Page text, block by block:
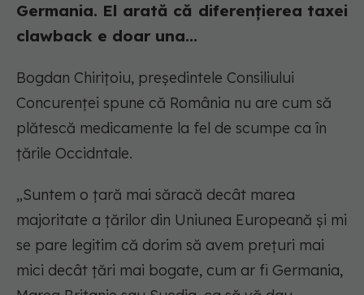
Germania. El arată că diferențierea taxei
clawback e doar una...
Bogdan Chirițoiu, președintele Consiliului
Concurenței spune că România nu are cum să
plătescă medicamente la fel de scumpe ca în
țările Occidntale.
„Suntem o țară mai săracă decât marea
majoritate a țărilor din Uniunea Europeană și mi
se pare legitim că dorim să avem prețuri mai
mici decât țări mai bogate, cum ar fi Germania,